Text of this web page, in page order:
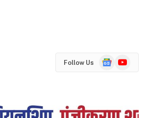
Follow Us
GoogleYouTube